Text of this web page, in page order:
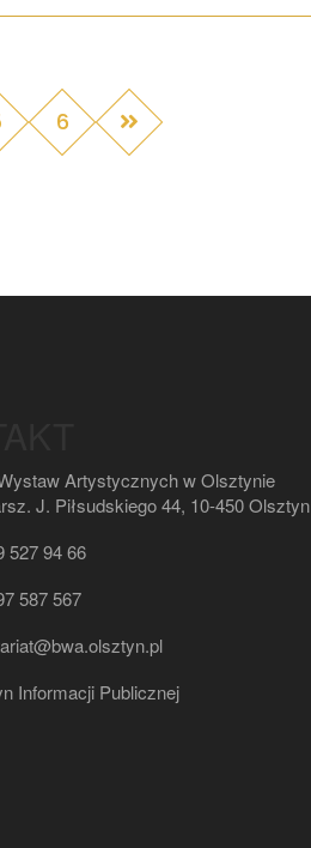
6
Artystycznych w Olsztynie
J. Piłsudskiego 44, 10-450 Olsztyn
527 94 66
587 567
Informacji Publicznej